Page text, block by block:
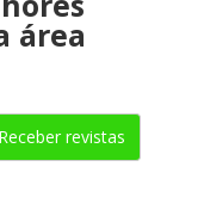
área
Receber revistas